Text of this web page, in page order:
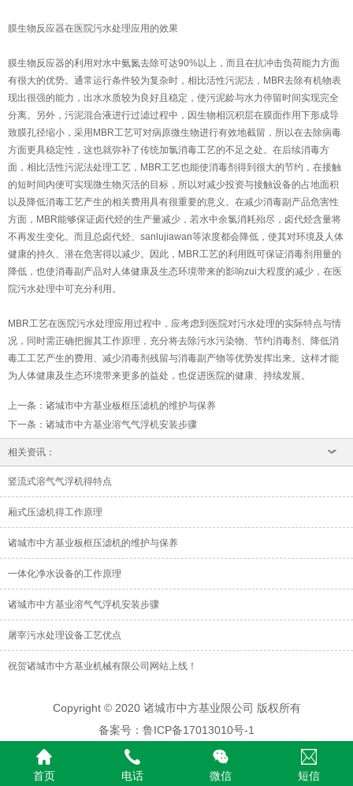
膜生物反应器在医院污水处理应用的效果
膜生物反应器的利用对水中氨氮去除可达90%以上，而且在抗冲击负荷能力方面
有很大的优势。通常运行条件较为复杂时，相比活性污泥法，MBR去除有机物表
现出很强的能力，出水水质较为良好且稳定，使污泥龄与水力停留时间实现完全
分离。另外，污泥混合液进行过滤过程中，因生物相沉积层在膜面作用下形成导
致膜孔径缩小，采用MBR工艺可对病原微生物进行有效地截留，所以在去除病毒
方面更具稳定性，这也就弥补了传统加氯消毒工艺的不足之处。在后续消毒方
面，相比活性污泥法处理工艺，MBR工艺也能使消毒剂得到很大的节约，在接触
的短时间内便可实现微生物灭活的目标，所以对减少投资与接触设备的占地面积
以及降低消毒工艺产生的相关费用具有很重要的意义。在减少消毒副产品危害性
方面，MBR能够保证卤代烃的生产量减少，若水中余氯消耗殆尽，卤代烃含量将
不再发生变化。而且总卤代烃、sanlujiawan等浓度都会降低，使其对环境及人体
健康的持久、潜在危害得以减少。因此，MBR工艺的利用既可保证消毒剂用量的
降低，也使消毒副产品对人体健康及生态环境带来的影响zui大程度的减少，在医
院污水处理中可充分利用。
MBR工艺在医院污水处理应用过程中，应考虑到医院对污水处理的实际特点与情
况，同时需正确把握其工作原理，充分将去除污水污染物、节约消毒剂、降低消
毒工工艺产生的费用、减少消毒剂残留与消毒副产物等优势发挥出来。这样才能
为人体健康及生态环境带来更多的益处，也促进医院的健康、持续发展。
上一条 ： 诸城市中方基业板框压滤机的维护与保养
下一条 ： 诸城市中方基业溶气气浮机安装步骤
相关资讯：
竖流式溶气气浮机得特点
厢式压滤机得工作原理
诸城市中方基业板框压滤机的维护与保养
一体化净水设备的工作原理
诸城市中方基业溶气气浮机安装步骤
屠宰污水处理设备工艺优点
祝贺诸城市中方基业机械有限公司网站上线！
Copyright © 2020 诸城市中方基业限公司 版权所有
备案号：鲁ICP备17013010号-1
首页 电话 微信 短信